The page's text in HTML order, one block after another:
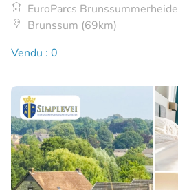
EuroParcs Brunssummerheide
Brunssum (69km)
Vendu : 0